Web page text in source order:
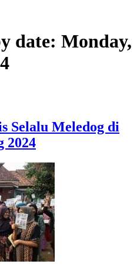
date: Monday,
Selalu Meledog di
2024